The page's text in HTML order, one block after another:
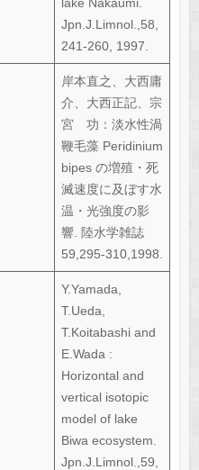
Jpn.J.Limnol.,58,
241-260, 1997.
岸本直之、大西庸
介、大西正記、宗
宮 功：淡水性渦
鞭毛藻 Peridinium
bipes の増殖・死
滅速度に及ぼす水
温・光強度の影
響. 陸水学雑誌
59,295-310,1998.
Y.Yamada,
T.Ueda,
T.Koitabashi and
E.Wada :
Horizontal and
vertical isotopic
model of lake
Biwa ecosystem.
Jpn.J.Limnol.,59,